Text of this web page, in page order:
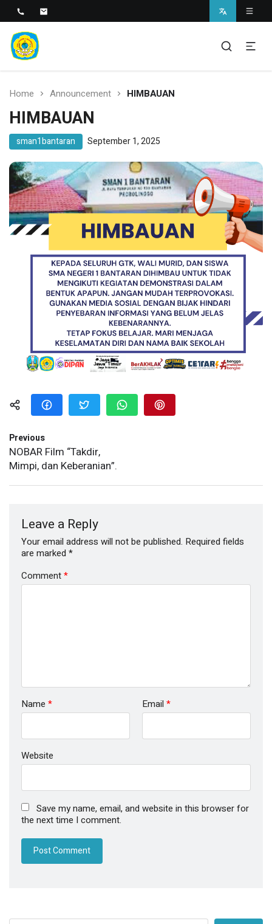
SMAN 1 Bantaran
SMAN 1 BANTARAN
Home Announcement HIMBAUAN
HIMBAUAN
sman1bantaran September 1, 2025
Previous
NOBAR Film “Takdir,
Mimpi, dan Keberanian”.
Leave a Reply
Your email address will not be published. Required fields
are marked *
Comment*
Name * Email *
Website
Save my name, email, and website in this browser for
the next time I comment.